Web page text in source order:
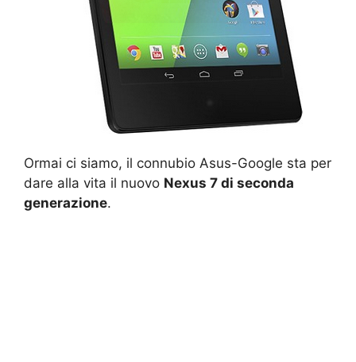
Ormai ci siamo, il connubio Asus-Google sta per
dare alla vita il nuovo Nexus 7 di seconda
generazione.